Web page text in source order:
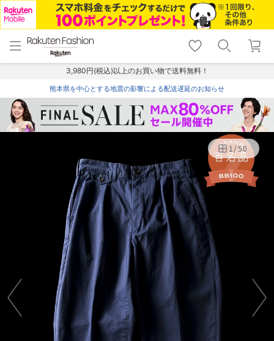
menu home
トップ
shopping_cart lock_outline
ログイン
3,980円(税込)以上のお買い物で送料無料！
熊本県を中心とする地震の影響による配送遅延のお知らせ
1/50